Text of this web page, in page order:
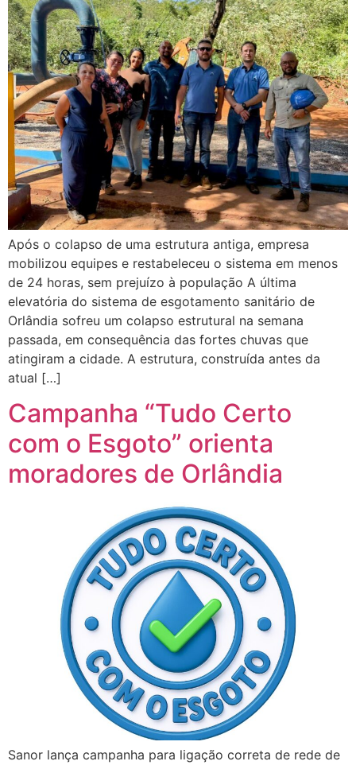
Após o colapso de uma estrutura antiga, empresa
mobilizou equipes e restabeleceu o sistema em menos
de 24 horas, sem prejuízo à população A última
elevatória do sistema de esgotamento sanitário de
Orlândia sofreu um colapso estrutural na semana
passada, em consequência das fortes chuvas que
atingiram a cidade. A estrutura, construída antes da
atual […]
Campanha “Tudo Certo
com o Esgoto” orienta
moradores de Orlândia
Sanor lança campanha para ligação correta de rede de